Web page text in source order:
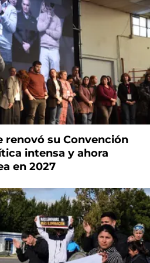
renovó su Convención
intensa y ahora
en 2027